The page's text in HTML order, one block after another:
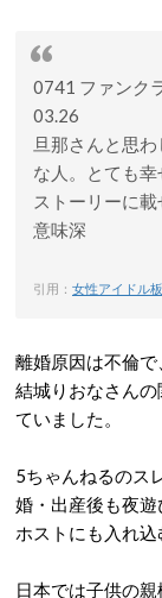
0741 ファンク
03.26
旦那さんと思
な人。とても
ストーリーに載
意味深
引用： 女性アイドル
離婚原因は不倫で
結城りおなさん
ていました。
5ちゃんねるのス
婚・出産後も夜
ホストにも入れ込
日本では子供の